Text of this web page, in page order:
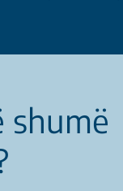
shumë